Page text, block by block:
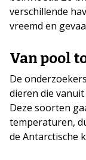
verschillende
vreemd en
Van pool
De
dieren die
Deze soorten
temperaturen,
de Antarctische